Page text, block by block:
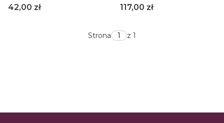
Cena
42,00 zł
Cena
117,00 zł
Strona z 1